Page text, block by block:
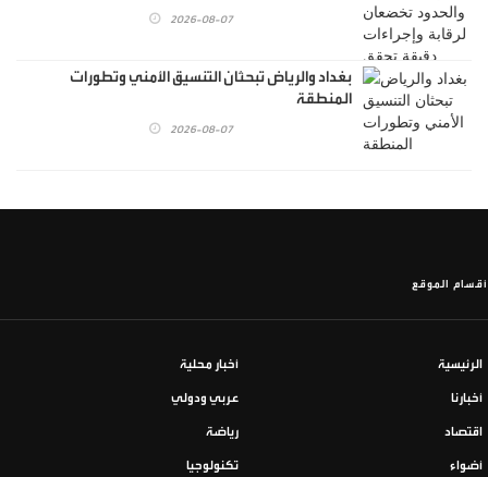
2026-08-07
بغداد والرياض تبحثان التنسيق الأمني وتطورات
المنطقة
2026-08-07
أقسام الموقع
الرئيسية أخبار محلية
أخبارنا عربي ودولي
اقتصاد رياضة
أضواء تكنولوجيا